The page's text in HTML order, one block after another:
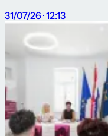
31/07/26 · 12:13